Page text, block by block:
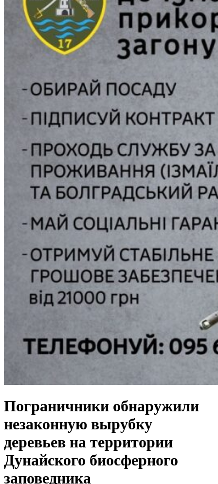
Пограничники обнаружили
незаконную вырубку
деревьев на территории
Дунайского биосферного
заповедника